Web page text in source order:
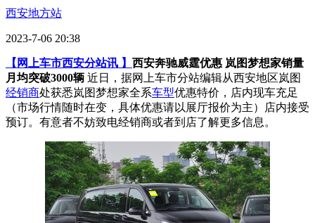
西安地方站
2023-7-06 20:38
【网上车市西安分站讯 】 西安奔驰威霆优惠 岚图梦想家销量
月均突破3000辆 近日，据网上车市分站编辑从西安地区岚图
经销商处获悉岚图梦想家全系车型优惠特价，店内现车充足
（市场行情随时在变，具体优惠请以展厅报价为主）店内接受
预订。有意者不妨致电经销商或者到店了解更多信息。